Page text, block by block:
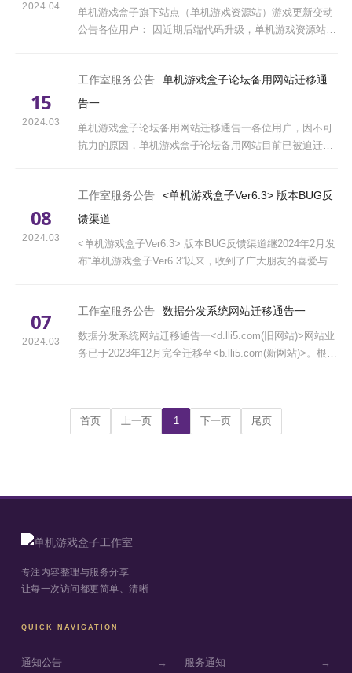
2024.04
单机游戏盒子旗下站点（单机游戏资源站）游戏更新变动
公告各位用户： 因近期后端代码升级，单机游戏资源站资
游戏资源（每天更新具体时间另行通知）； ···
15
2024.03
工作室服务公告
单机游戏盒子论坛备用网站迁移通
告一
单机游戏盒子论坛备用网站迁移通告一各位用户，因不可
抗力的原因，单机游戏盒子论坛备用网站目前已被迫迁移
（https://studio.lli5.com）、“单机游戏盒子论坛”、“···
08
2024.03
工作室服务公告
<单机游戏盒子Ver6.3> 版本BUG反
馈渠道
<单机游戏盒子Ver6.3> 版本BUG反馈渠道继2024年2月发
布“单机游戏盒子Ver6.3”以来，收到了广大朋友的喜爱与支
后将在下个版本推送更新。为保证能···
07
2024.03
工作室服务公告 数据分发系统网站迁移通告一
数据分发系统网站迁移通告一<d.lli5.com(旧网站)>网站业
务已于2023年12月完全迁移至<b.lli5.com(新网站)>。根据
醒）。后期将在2024年8月初将···
首页
上一页 1 下一页 尾页
专注内容整理与服务分享
让每一次访问都更简单、清晰
QUICK NAVIGATION
通知公告 → 服务通知 →